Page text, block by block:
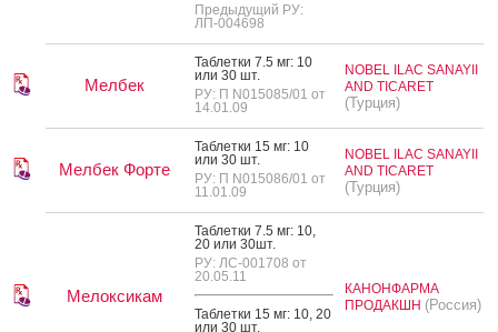
Предыдущий РУ:
ЛП-004698
Мелбек
Таб­летки 7.5 мг: 10
или 30 шт.
РУ: П N015085/01 от
14.01.09
NOBEL ILAC SANAYII
AND TICARET
(Турция)
Мелбек Форте
Таб­летки 15 мг: 10
или 30 шт.
РУ: П N015086/01 от
11.01.09
NOBEL ILAC SANAYII
AND TICARET
(Турция)
Мелоксикам
Таб­летки 7.5 мг: 10,
20 или 30шт.
РУ: ЛС-001708 от
20.05.11
Таб­летки 15 мг: 10, 20
или 30 шт.
КАНОНФАРМА
ПРОДАКШН (Россия)